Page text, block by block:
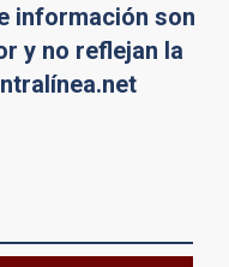
información son
y no reflejan la